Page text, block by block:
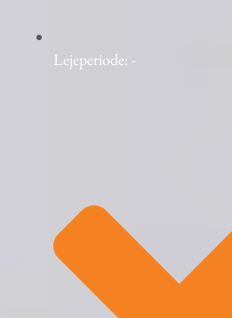
Lejeperiode: -